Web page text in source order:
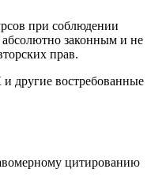
при соблюдении
законным и не
прав.
и другие востребованные
цитированию